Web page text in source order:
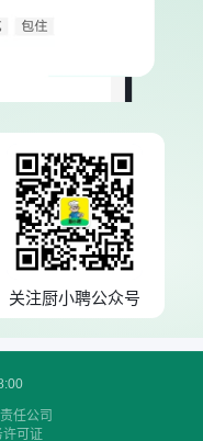
关注厨小聘公众号
任公司
可证